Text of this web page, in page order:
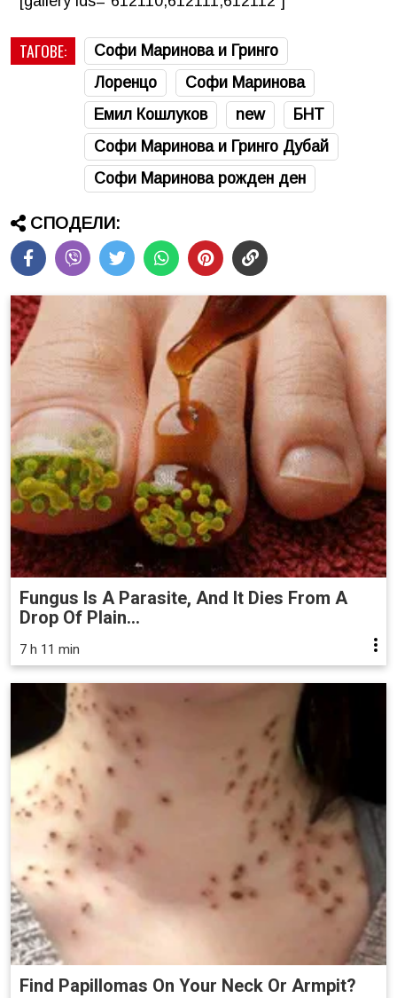
ТАГОВЕ:
Софи Маринова и Гринго
Лоренцо
Софи Маринова
Емил Кошлуков
new
БНТ
Софи Маринова и Гринго Дубай
Софи Маринова рожден ден
СПОДЕЛИ:
Fungus Is A Parasite, And It Dies From A
Drop Of Plain...
7 h 11 min
Find Papillomas On Your Neck Or Armpit?